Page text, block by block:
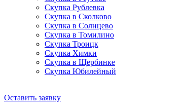
Скупка Рублевка
Скупка в Сколково
Скупка в Солнцево
Скупка в Томилино
Скупка Троицк
Скупка Химки
Скупка в Щербинке
Скупка Юбилейный
Оставить заявку